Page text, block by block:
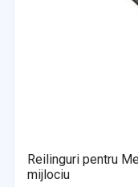
Reilinguri pentru
mijlociu